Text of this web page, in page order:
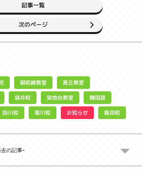
記事一覧
次のページ
御前崎教室 高丘教室
袋井校 染地台教室 韓国語
掛川校 菊川校 お知らせ 島田校